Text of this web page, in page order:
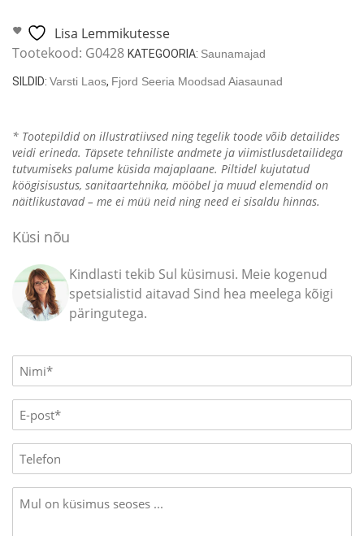
4
x
m
kogus
Lisa Lemmikutesse
Tootekood: G0428 KATEGOORIA: Saunamajad
SILDID: Varsti Laos, Fjord Seeria Moodsad Aiasaunad
* Tootepildid on illustratiivsed ning tegelik toode võib detailides
veidi erineda. Täpsete tehniliste andmete ja viimistlusdetailidega
tutvumiseks palume küsida majaplaane. Piltidel kujutatud
köögisisustus, sanitaartehnika, mööbel ja muud elemendid on
näitlikustavad – me ei müü neid ning need ei sisaldu hinnas.
Küsi nõu
Kindlasti tekib Sul küsimusi. Meie kogenud
spetsialistid aitavad Sind hea meelega kõigi
päringutega.
Name
(Required)
E-
mail
(Required)
Phone
Message